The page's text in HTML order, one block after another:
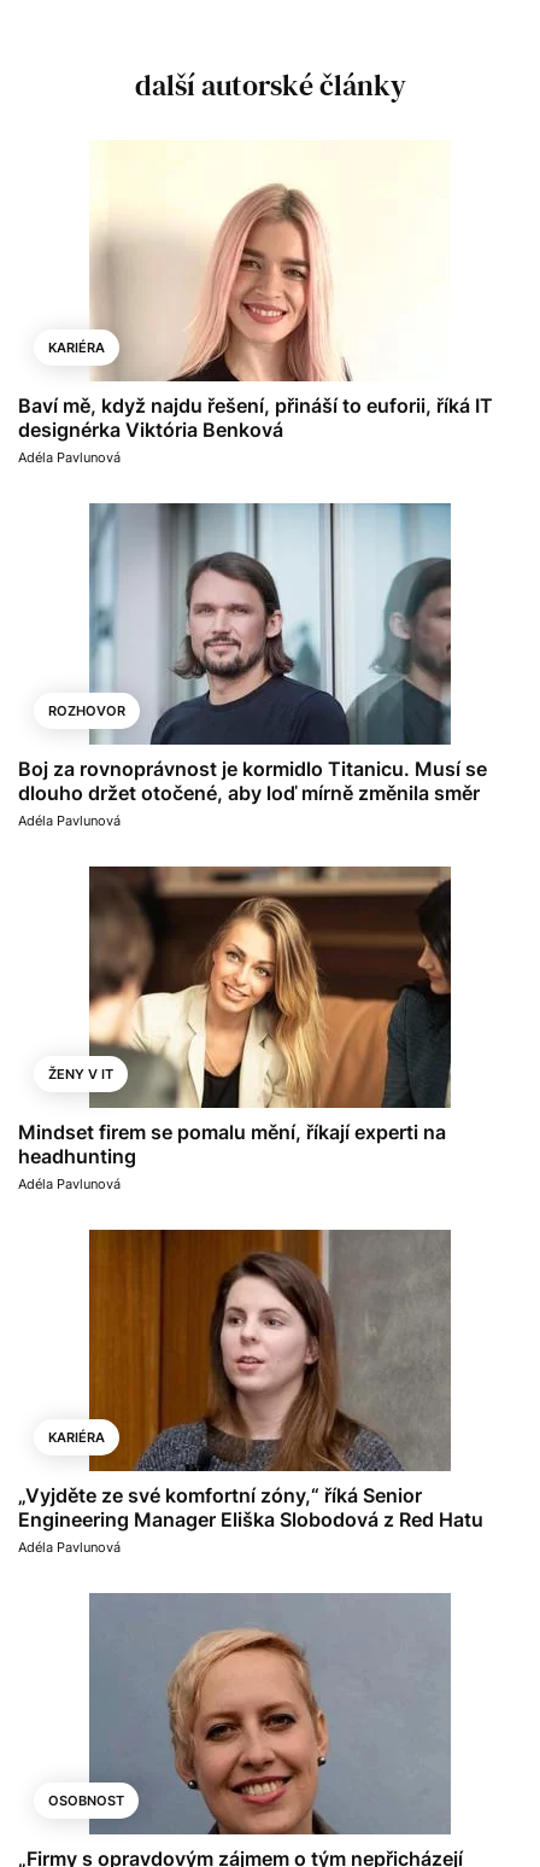
další autorské články
KARIÉRA
Baví mě, když najdu řešení, přináší to euforii, říká IT
designérka Viktória Benková
Adéla Pavlunová
ROZHOVOR
Boj za rovnoprávnost je kormidlo Titanicu. Musí se
dlouho držet otočené, aby loď mírně změnila směr
Adéla Pavlunová
ŽENY V IT
Mindset firem se pomalu mění, říkají experti na
headhunting
Adéla Pavlunová
KARIÉRA
„Vyjděte ze své komfortní zóny,“ říká Senior
Engineering Manager Eliška Slobodová z Red Hatu
Adéla Pavlunová
OSOBNOST
„Firmy s opravdovým zájmem o tým nepřicházejí